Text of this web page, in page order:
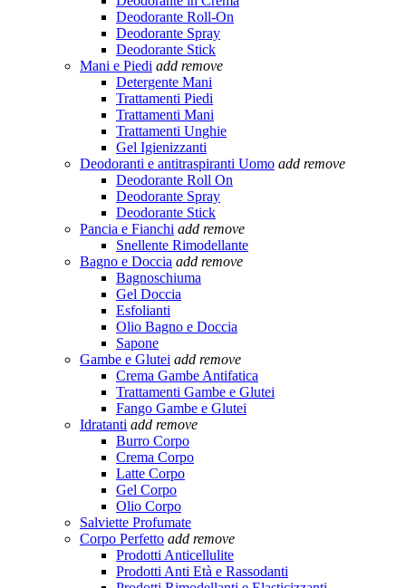
Deodorante Roll-On
Deodorante Spray
Deodorante Stick
Mani e Piedi add remove
Detergente Mani
Trattamenti Piedi
Trattamenti Mani
Trattamenti Unghie
Gel Igienizzanti
Deodoranti e antitraspiranti Uomo add remove
Deodorante Roll On
Deodorante Spray
Deodorante Stick
Pancia e Fianchi add remove
Snellente Rimodellante
Bagno e Doccia add remove
Bagnoschiuma
Gel Doccia
Esfolianti
Olio Bagno e Doccia
Sapone
Gambe e Glutei add remove
Crema Gambe Antifatica
Trattamenti Gambe e Glutei
Fango Gambe e Glutei
Idratanti add remove
Burro Corpo
Crema Corpo
Latte Corpo
Gel Corpo
Olio Corpo
Salviette Profumate
Corpo Perfetto add remove
Prodotti Anticellulite
Prodotti Anti Età e Rassodanti